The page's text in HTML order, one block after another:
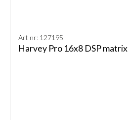
Art nr: 127195
Harvey Pro 16x8 DSP matrix